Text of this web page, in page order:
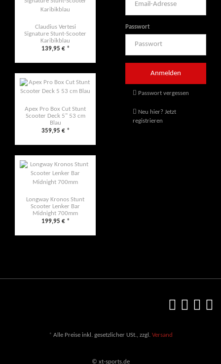
Claudius Vertesi
Signature Stunt-Scooter
Karibikblau
139,95 € *
Apex Pro Box Cut Stunt
Scooter Deck 5" 53 cm
Blau
359,95 € *
Longway Kronos Stunt
Scooter Lenker Bar
Midnight 700mm
199,95 € *
Passwort
Passwort vergessen
Neu hier? Jetzt
registrieren
* Alle Preise inkl. gesetzlicher USt., zzgl. Versand
© xt-sports.de